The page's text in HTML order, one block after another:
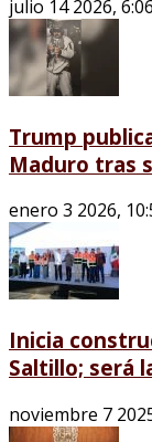
julio 14 2026,
Trump
Maduro tras
enero 3 2026,
Inicia
Saltillo; será
noviembre 7